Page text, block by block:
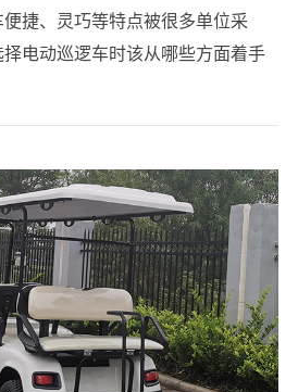
捷、灵巧等特点被很多单位采
电动巡逻车时该从哪些方面着手